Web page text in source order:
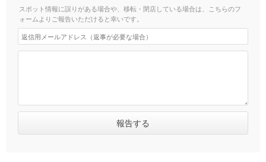
スポット情報に誤りがある場合や、移転・閉店している場合は、こちらのフ
ォームよりご報告いただけると幸いです。